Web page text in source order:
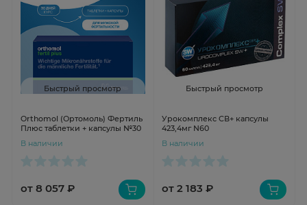
Быстрый просмотр
Orthomol (Ортомоль) Фертиль
Плюс таблетки + капсулы №30
В наличии
от 8 057 ₽
Быстрый просмотр
Урокомплекс СВ+ капсулы
423,4мг N60
В наличии
от 2 183 ₽